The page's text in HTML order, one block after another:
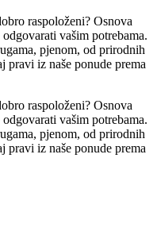
raspoloženi? Osnova
vašim potrebama.
pjenom, od prirodnih
pravi iz naše ponude prema
raspoloženi? Osnova
vašim potrebama.
pjenom, od prirodnih
pravi iz naše ponude prema